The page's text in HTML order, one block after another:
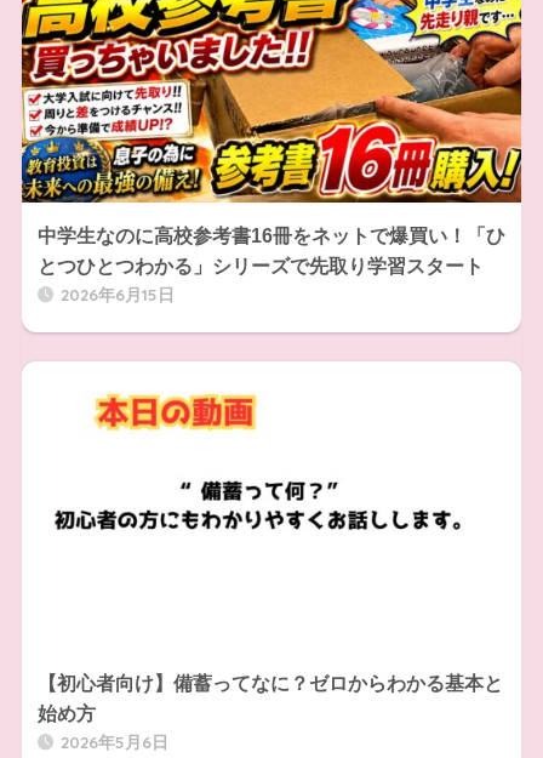
中学生なのに高校参考書16冊をネットで爆買い！「ひ
とつひとつわかる」シリーズで先取り学習スタート
2026年6月15日
【初心者向け】備蓄ってなに？ゼロからわかる基本と
始め方
2026年5月6日